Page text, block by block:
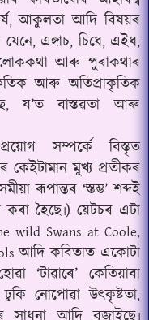
,আকুলতা আদি বিষয়ৰ
যেনে, এঙ্গাচ,চিধে, এইধ,
লোককথা আৰু পুৰাকথাৰ
আৰু অতিপ্ৰাকৃতিক
,য’ত বাস্তৱতা আৰু
সম্পৰ্কে বিস্তৃত
মুখ্য প্ৰতীকৰ
ৰূপান্তৰ ‘স্তম্ভ’ শব্দই
কৰা হৈছে৷) য়েটচৰ এটা
wild Swans at Coole,
আদি কবিতাত একোটা
‘টাৱাৰে’ কেতিয়াবা
নোপোৱা উৎকৃষ্টতা,